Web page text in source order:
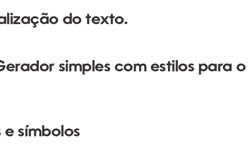
do texto.
simples com estilos para o
símbolos